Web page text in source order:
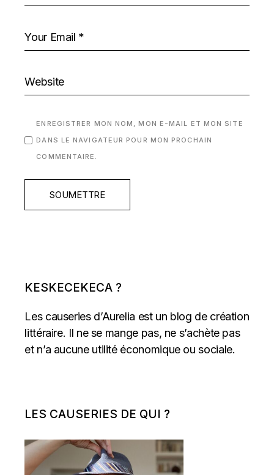
ENREGISTRER MON NOM, MON E-MAIL ET MON SITE
DANS LE NAVIGATEUR POUR MON PROCHAIN
COMMENTAIRE.
SOUMETTRE
KESKECEKECA ?
Les causeries d’Aurelia est un blog de création
littéraire. Il ne se mange pas, ne s’achète pas
et n’a aucune utilité économique ou sociale.
LES CAUSERIES DE QUI ?